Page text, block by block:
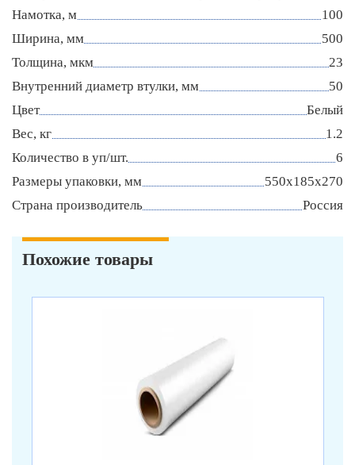
Намотка, м
100
Ширина, мм
500
Толщина, мкм
23
Внутренний диаметр втулки, мм
50
Цвет
Белый
Вес, кг
1.2
Количество в уп/шт.
6
Размеры упаковки, мм
550х185х270
Страна производитель
Россия
Похожие товары